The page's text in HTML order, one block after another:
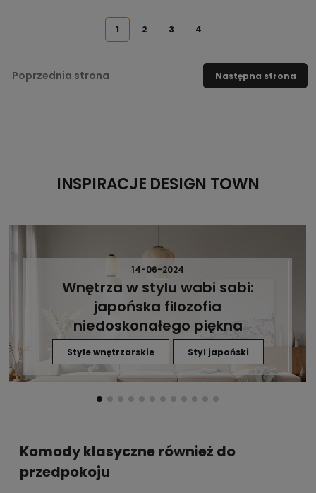
Poprzednia strona
1 2 3 4
Następna strona
INSPIRACJE DESIGN TOWN
14-06-2024
Wnętrza w stylu wabi sabi:
japońska filozofia
niedoskonałego piękna
Style wnętrzarskie Styl japoński
Komody klasyczne również do
przedpokoju